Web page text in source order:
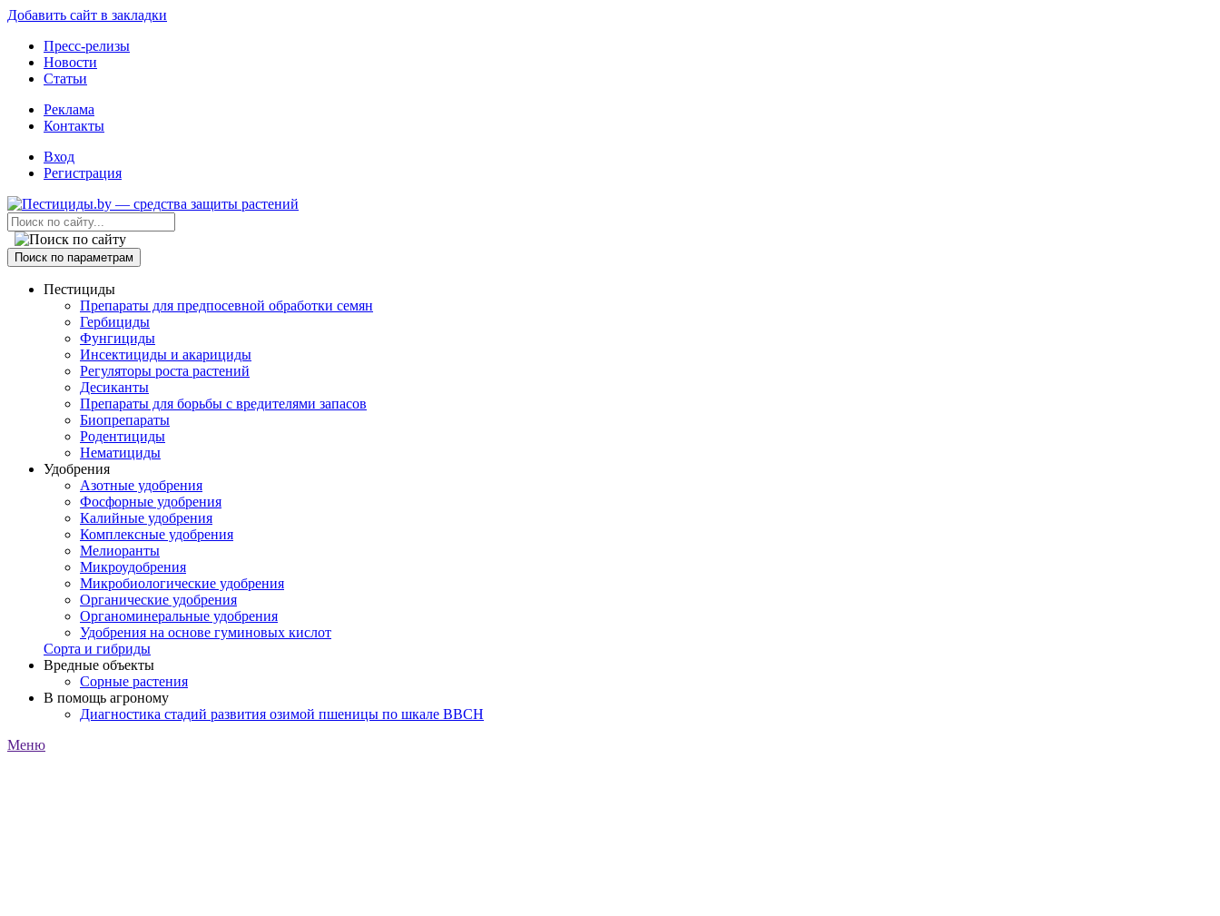
Добавить сайт в закладки
Пресс-релизы
Новости
Статьи
Реклама
Контакты
Вход
Регистрация
Поиск по параметрам
Пестициды
Препараты для предпосевной обработки семян
Гербициды
Фунгициды
Инсектициды и акарициды
Регуляторы роста растений
Десиканты
Препараты для борьбы с вредителями запасов
Биопрепараты
Родентициды
Нематициды
Удобрения
Азотные удобрения
Фосфорные удобрения
Калийные удобрения
Комплексные удобрения
Мелиоранты
Микроудобрения
Микробиологические удобрения
Органические удобрения
Органоминеральные удобрения
Удобрения на основе гуминовых кислот
Сорта и гибриды
Вредные объекты
Сорные растения
В помощь агроному
Диагностика стадий развития озимой пшеницы по шкале ВВСН
Меню